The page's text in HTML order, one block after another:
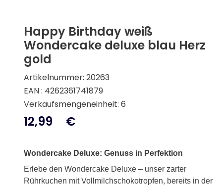
Happy Birthday weiß
Wondercake deluxe blau Herz
gold
Artikelnummer: 20263
EAN : 4262361741879
Verkaufsmengeneinheit: 6
12,99 €
Wondercake Deluxe: Genuss in Perfektion
Erlebe den Wondercake Deluxe – unser zarter
Rührkuchen mit Vollmilchschokotropfen, bereits in der